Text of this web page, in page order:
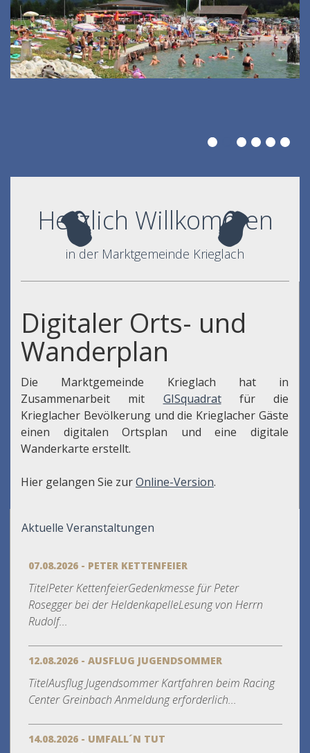
Herzlich Willkommen
in der Marktgemeinde Krieglach
Digitaler Orts- und
Wanderplan
Die Marktgemeinde Krieglach hat in
Zusammenarbeit mit GISquadrat
für die
Krieglacher Bevölkerung und die Krieglacher Gäste
einen digitalen Ortsplan und eine digitale
Wanderkarte erstellt.
Hier gelangen Sie zurOnline-Version.
Aktuelle Veranstaltungen
07.08.2026 - PETER KETTENFEIER
TitelPeter KettenfeierGedenkmesse für Peter
Rosegger bei der HeldenkapelleLesung von Herrn
Rudolf...
12.08.2026 - AUSFLUG JUGENDSOMMER
TitelAusflug Jugendsommer Kartfahren beim Racing
Center Greinbach Anmeldung erforderlich...
14.08.2026 - UMFALL´N TUT